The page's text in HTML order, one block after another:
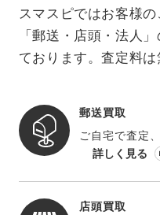
スマスピではお客様
「郵送・店頭・法人
ております。査定料は
郵送買取
ご自宅で査定
詳しく見る
店頭買取